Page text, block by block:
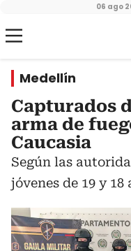
06 ago
Medellín
Capturados
arma de
Caucasia
Según las
jóvenes de 19 y 18